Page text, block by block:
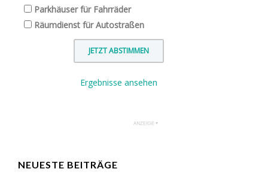
Parkhäuser für Fahrräder
Räumdienst für Autostraßen
Ergebnisse ansehen
NEUESTE BEITRÄGE